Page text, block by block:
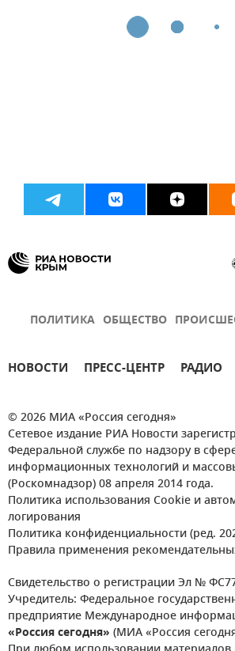
ПОЛИТИКА ОБЩЕСТВО
НОВОСТИ ПРЕСС-ЦЕНТР РАДИО
© 2026 МИА «Россия сегодня»
Сетевое издание РИА Новости
Федеральной службе по надзору в
информационных технологий и
(Роскомнадзор) 08 апреля 2014 года.
Политика использования Cookie и
логирования
Политика конфиденциальности (ред.
Правила применения
Свидетельство о регистрации Эл №
Учредитель: Федеральное
предприятие Международное
«Россия сегодня» (МИА «Россия